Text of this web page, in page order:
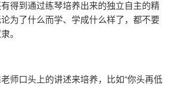
得到通过练琴培养出来的独立自主的精
为了什么而学、学成什么样了，都不要
。
师口头上的讲述来培养，比如“你头再低